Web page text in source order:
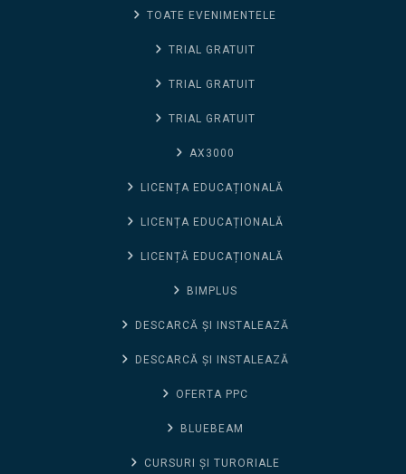
TOATE EVENIMENTELE
TRIAL GRATUIT
TRIAL GRATUIT
TRIAL GRATUIT
AX3000
LICENȚA EDUCAȚIONALĂ
LICENȚA EDUCAȚIONALĂ
LICENȚĂ EDUCAȚIONALĂ
BIMPLUS
DESCARCĂ ȘI INSTALEAZĂ
DESCARCĂ ȘI INSTALEAZĂ
OFERTA PPC
BLUEBEAM
CURSURI ȘI TURORIALE